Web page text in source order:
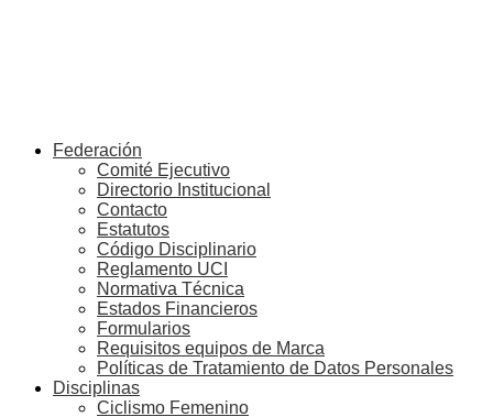
Federación
Comité Ejecutivo
Directorio Institucional
Contacto
Estatutos
Código Disciplinario
Reglamento UCI
Normativa Técnica
Estados Financieros
Formularios
Requisitos equipos de Marca
Políticas de Tratamiento de Datos Personales
Disciplinas
Ciclismo Femenino